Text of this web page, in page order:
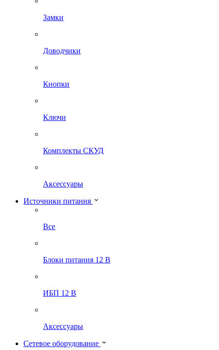
Замки
Доводчики
Кнопки
Ключи
Комплекты СКУД
Аксессуары
Источники питания
Все
Блоки питания 12 В
ИБП 12 В
Аксессуары
Сетевое оборудование